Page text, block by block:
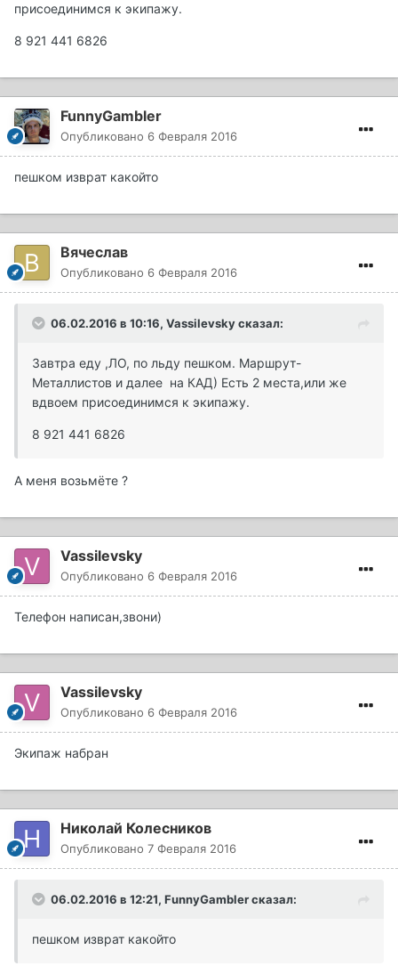
присоединимся к экипажу.
8 921 441 6826
FunnyGambler
Опубликовано 6 Февраля 2016
пешком изврат какойто
Вячеслав
Опубликовано 6 Февраля 2016
06.02.2016 в 10:16, Vassilevsky сказал:
Завтра еду ,ЛО, по льду пешком. Маршрут-
Металлистов и далее на КАД) Есть 2 места,или же
вдвоем присоединимся к экипажу.
8 921 441 6826
А меня возьмёте ?
Vassilevsky
Опубликовано 6 Февраля 2016
Телефон написан,звони)
Vassilevsky
Опубликовано 6 Февраля 2016
Экипаж набран
Николай Колесников
Опубликовано 7 Февраля 2016
06.02.2016 в 12:21, FunnyGambler сказал:
пешком изврат какойто